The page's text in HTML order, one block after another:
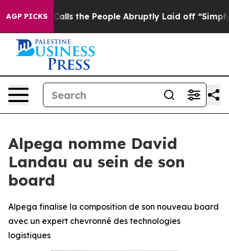
AGP PICKSCalls the People Abruptly Laid off “Simply a
Alpega nomme David
Landau au sein de son
board
Alpega finalise la composition de son nouveau board
avec un expert chevronné des technologies
logistiques